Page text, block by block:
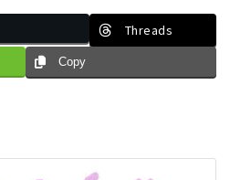
Threads
Copy